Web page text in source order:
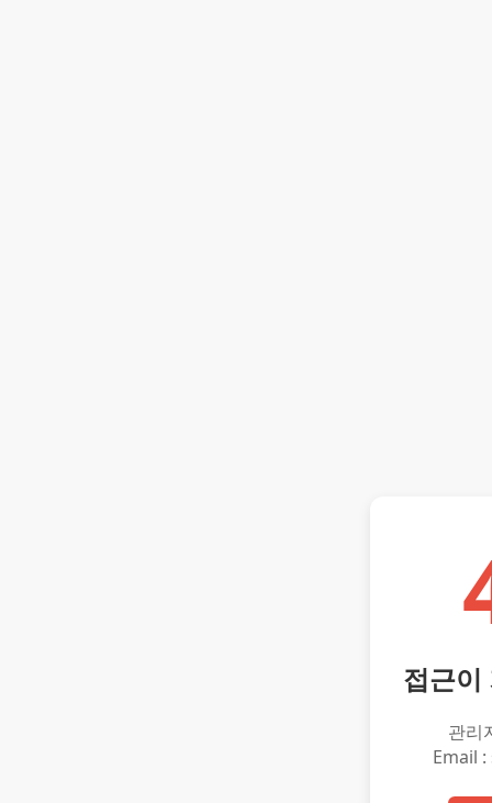
접근이
관리
Email